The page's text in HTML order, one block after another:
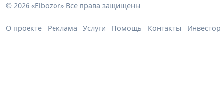
© 2026 «Elbozor» Все права защищены
О проекте Реклама Услуги Помощь Контакты